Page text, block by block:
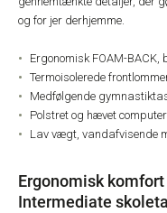
og for jer derhjemme.
Ergonomisk FOAM-
Termoisolerede
Medfølgende
Polstret og hævet
Lav vægt, vandafvisende
Ergonomisk
Intermediate